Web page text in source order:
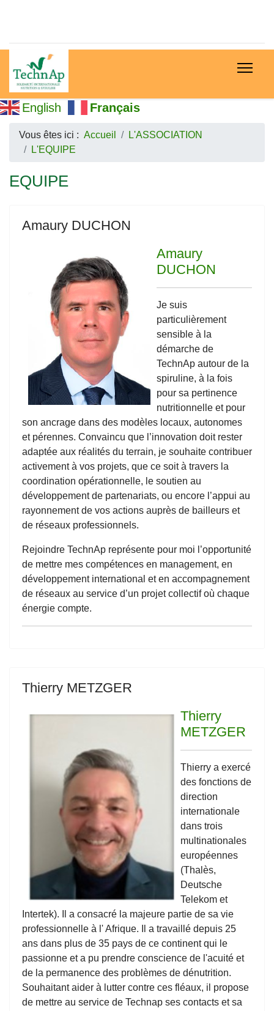
English Français
Vous êtes ici : Accueil
L'ASSOCIATION
L'EQUIPE
EQUIPE
Amaury DUCHON
Amaury
DUCHON
Je suis
particulièrement
sensible à la
démarche de
TechnAp autour de la
spiruline, à la fois
pour sa pertinence
nutritionnelle et pour
son ancrage dans des modèles locaux, autonomes
et pérennes. Convaincu que l’innovation doit rester
adaptée aux réalités du terrain, je souhaite contribuer
activement à vos projets, que ce soit à travers la
coordination opérationnelle, le soutien au
développement de partenariats, ou encore l’appui au
rayonnement de vos actions auprès de bailleurs et
de réseaux professionnels.
Rejoindre TechnAp représente pour moi l’opportunité
de mettre mes compétences en management, en
développement international et en accompagnement
de réseaux au service d’un projet collectif où chaque
énergie compte.
Thierry METZGER
Thierry
METZGER
Thierry a exercé
des fonctions de
direction
internationale
dans trois
multinationales
européennes
(Thalès,
Deutsche
Telekom et
Intertek). Il a consacré la majeure partie de sa vie
professionnelle à l' Afrique. Il a travaillé depuis 25
ans dans plus de 35 pays de ce continent qui le
passionne et a pu prendre conscience de l'acuité et
de la permanence des problèmes de dénutrition.
Souhaitant aider à lutter contre ces fléaux, il propose
de mettre au service de Technap ses contacts et sa